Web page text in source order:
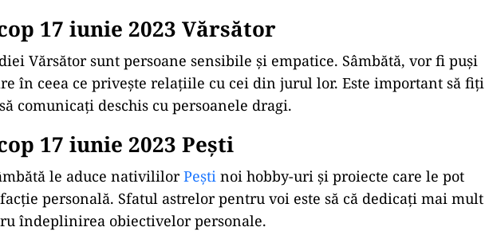
17 iunie 2023 Vărsător
Vărsător sunt persoane sensibile și empatice. Sâmbătă, vor fi puși
în ceea ce privește relațiile cu cei din jurul lor. Este important să fiți
comunicați deschis cu persoanele dragi.
17 iunie 2023 Peşti
le aduce nativililorPești noi hobby-uri și proiecte care le pot
personală. Sfatul astrelor pentru voi este să că dedicați mai mult
îndeplinirea obiectivelor personale.